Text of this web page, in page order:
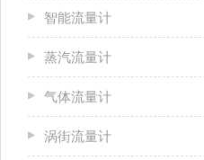
智能流量计
蒸汽流量计
气体流量计
涡街流量计